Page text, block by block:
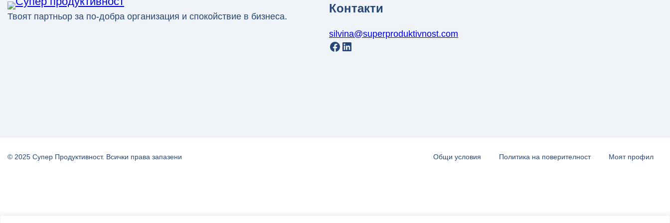
Твоят партньор за по-добра организация и спокойствие в бизнеса.
Контакти
silvina@superproduktivnost.com
Facebook LinkedIn
© 2025 Супер Продуктивност. Всички права запазени Общи условия Политика на поверителност Моят профил